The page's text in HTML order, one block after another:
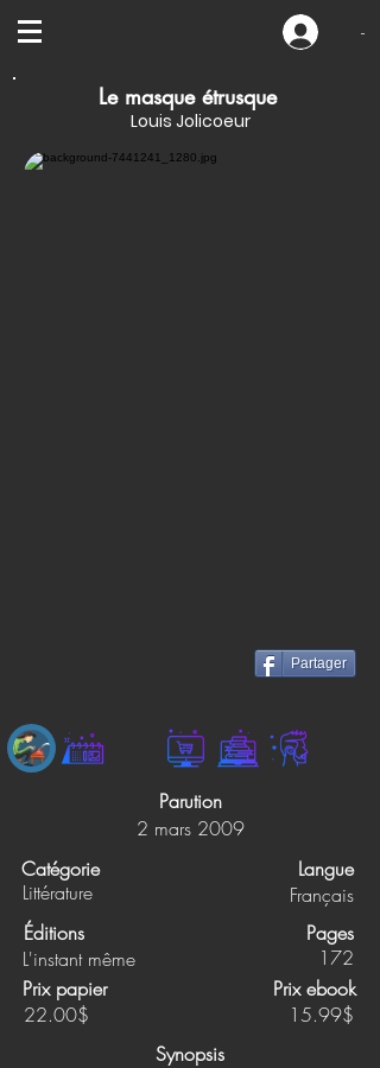
-
Le masque étrusque
Louis Jolicoeur
Partager
Parution
2 mars 2009
Catégorie
Littérature
Langue
Français
Éditions
L'instant même
Pages
172
Prix papier
Prix ebook
22.00$
15.99$
Synopsis